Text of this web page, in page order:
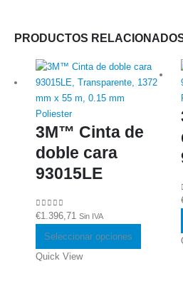
PRODUCTOS
Poliester
3M™ Cinta de
doble cara
93015LE
0out of 5
€1.396,71 Sin IVA
Seleccionar opciones
Quick View